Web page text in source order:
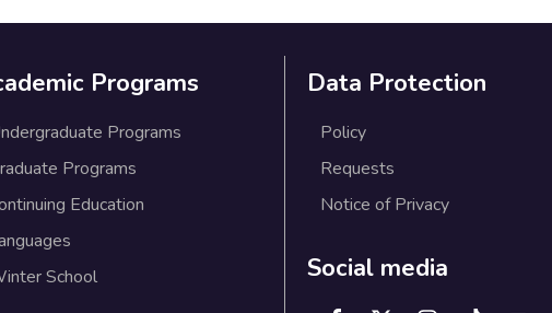
Programs
Programs
Programs
Education
School
Data Protection
Policy
Requests
Notice of Privacy
Social media